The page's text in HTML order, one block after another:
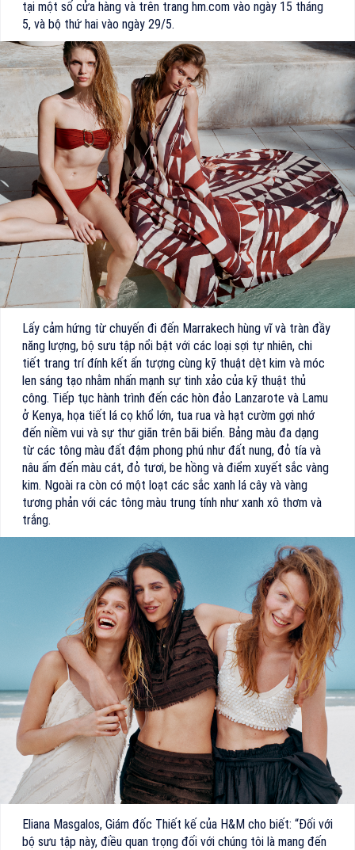
tại một số cửa hàng và trên trang hm.com vào ngày 15 tháng
5, và bộ thứ hai vào ngày 29/5.
Lấy cảm hứng từ chuyến đi đến Marrakech hùng vĩ và tràn đầy
năng lượng, bộ sưu tập nổi bật với các loại sợi tự nhiên, chi
tiết trang trí đính kết ấn tượng cùng kỹ thuật dệt kim và móc
len sáng tạo nhằm nhấn mạnh sự tinh xảo của kỹ thuật thủ
công. Tiếp tục hành trình đến các hòn đảo Lanzarote và Lamu
ở Kenya, họa tiết lá cọ khổ lớn, tua rua và hạt cườm gợi nhớ
đến niềm vui và sự thư giãn trên bãi biển. Bảng màu đa dạng
từ các tông màu đất đậm phong phú như đất nung, đỏ tía và
nâu ấm đến màu cát, đỏ tươi, be hồng và điểm xuyết sắc vàng
kim. Ngoài ra còn có một loạt các sắc xanh lá cây và vàng
tương phản với các tông màu trung tính như xanh xô thơm và
trắng.
Eliana Masgalos, Giám đốc Thiết kế của H&M cho biết: “Đối với
bộ sưu tập này, điều quan trọng đối với chúng tôi là mang đến